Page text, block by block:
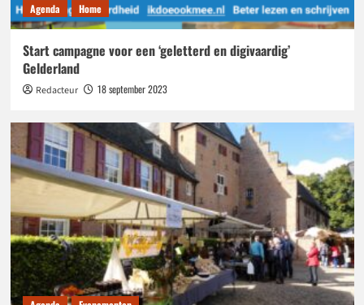
Agenda Home
Start campagne voor een ‘geletterd en digivaardig’
Gelderland
Redacteur 18 september 2023